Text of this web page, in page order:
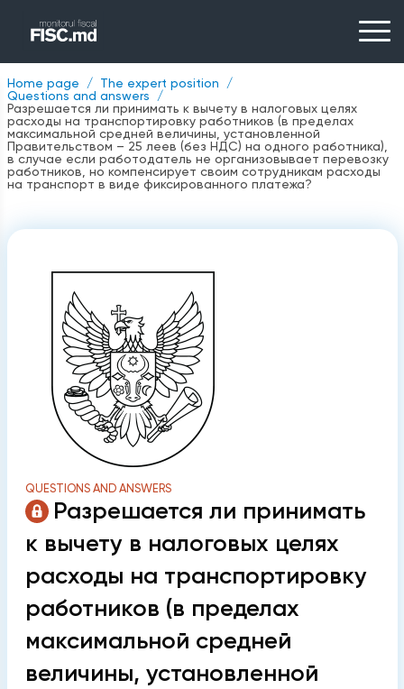
Home page
The expert position
Questions and answers
Разрешается ли принимать к вычету в налоговых целях
расходы на транспортировку работников (в пределах
максимальной средней величины, установленной
Правительством – 25 леев (без НДС) на одного работника),
в случае если работодатель не организовывает перевозку
работников, но компенсирует своим сотрудникам расходы
на транспорт в виде фиксированного платежа?
QUESTIONS AND ANSWERS
Разрешается ли принимать
к вычету в налоговых целях
расходы на транспортировку
работников (в пределах
максимальной средней
величины, установленной